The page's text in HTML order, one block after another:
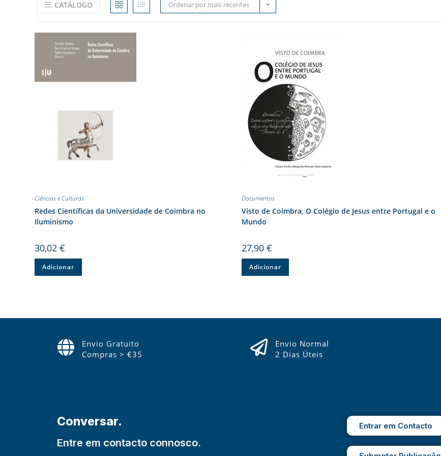
CATÁLOGO Ordenar por mais recentes
Ciências e Culturas
Redes Científicas da Universidade de Coimbra no
Iluminismo
30,02€
Adicionar
Documentos
Visto de Coimbra, O Colégio de Jesus entre Portugal e o
Mundo
27,90 €
Adicionar
Envio Gratuito
Compras > €35
Envio Normal
2 Dias Úteis
Conversar.
Entre em contacto connosco.
Entrar em Contacto